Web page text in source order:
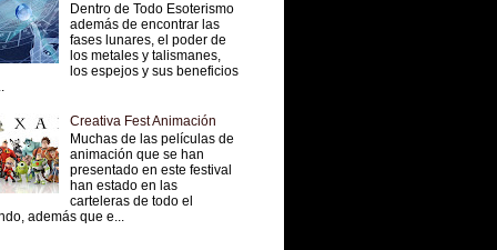
Dentro de Todo Esoterismo
además de encontrar las
fases lunares, el poder de
los metales y talismanes,
los espejos y sus beneficios
Creativa Fest Animación
Muchas de las películas de
animación que se han
presentado en este festival
han estado en las
carteleras de todo el
además que e...